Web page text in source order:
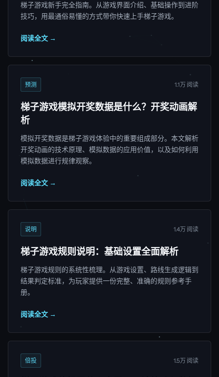
梯子游戏新手完全指南。从游戏界面介绍、基础操作到进阶
技巧，用最通俗易懂的方式带你快速上手梯子游戏。
阅读全文 →
预测 1.1万 阅读
梯子游戏模拟开奖数据是什么？开奖动画解
析
模拟开奖数据是梯子游戏体验中的重要组成部分。本文解析
开奖动画的技术原理、模拟数据的应用价值，以及如何利用
模拟数据进行规律观察。
阅读全文 →
说明 1.4万 阅读
梯子游戏规则说明：基础设置全面解析
梯子游戏规则的系统性梳理。从游戏设置、路线生成逻辑到
结果判定标准，为玩家提供一份完整、准确的规则参考手
册。
阅读全文 →
倍投 1.5万 阅读